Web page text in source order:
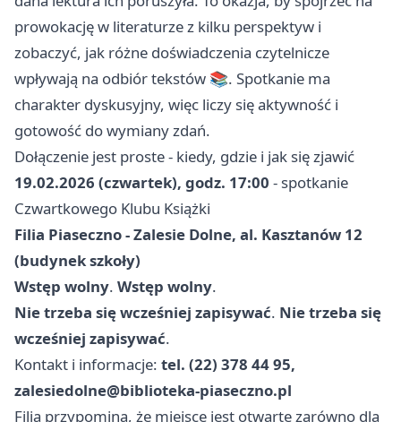
prowokację w literaturze z kilku perspektyw i
zobaczyć, jak różne doświadczenia czytelnicze
wpływają na odbiór tekstów 📚. Spotkanie ma
charakter dyskusyjny, więc liczy się aktywność i
gotowość do wymiany zdań.
Dołączenie jest proste - kiedy, gdzie i jak się zjawić
19.02.2026 (czwartek), godz. 17:00 - spotkanie
Czwartkowego Klubu Książki
Filia Piaseczno - Zalesie Dolne, al. Kasztanów 12
(budynek szkoły)
Wstęp wolny. Wstęp wolny.
Nie trzeba się wcześniej zapisywać. Nie trzeba się
wcześniej zapisywać.
Kontakt i informacje: tel. (22) 378 44 95,
zalesiedolne@biblioteka-piaseczno.pl
Filia przypomina, że miejsce jest otwarte zarówno dla